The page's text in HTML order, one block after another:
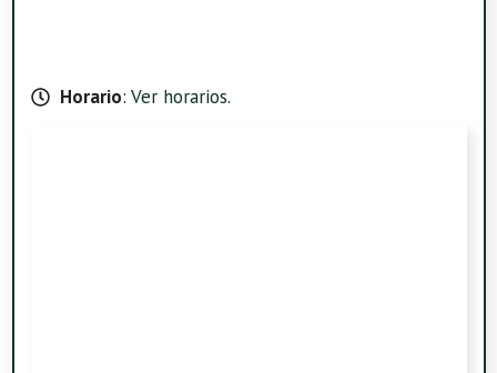
Horario: Ver horarios.